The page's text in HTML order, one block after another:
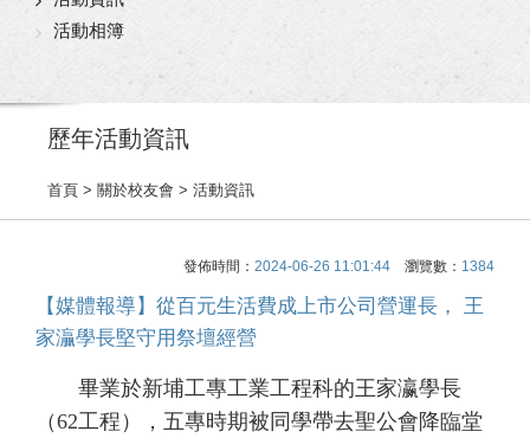
活動相簿
歷年活動資訊
首頁 > 關於校友會 > 活動資訊
發佈時間： 2024-06-26 11:01:44 瀏覽數： 1384
【媒體報導】從百元生活費成上市公司營運長， 王
家灜學長堅守用祭壇經營
畢業於新埔工專工業工程科的王家瀛學長
（62工程），五專時期被同學帶去聖公會降臨堂